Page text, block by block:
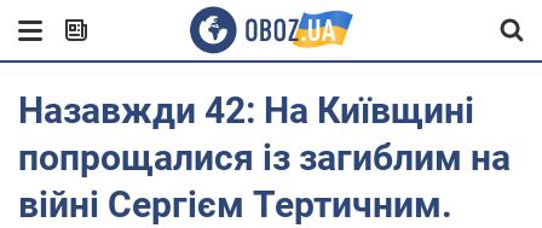
Назавжди 42: На Київщині
попрощалися із загиблим на
війні Сергієм Тертичним.